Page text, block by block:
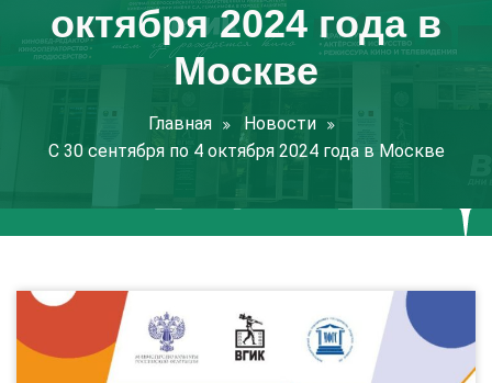
октября 2024 года в
Москве
Главная
Новости
С 30 сентября по 4 октября 2024 года в Москве